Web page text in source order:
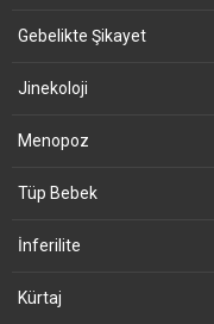
Gebelikte Şikayet
Jinekoloji
Menopoz
Tüp Bebek
İnferilite
Kürtaj